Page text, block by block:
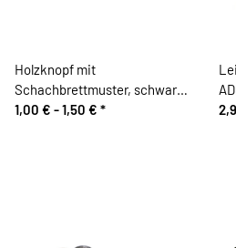
Holzknopf mit
Schachbrettmuster, schwarz-
weiß
1,00 € -1,50 € *